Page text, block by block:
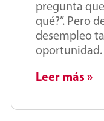
pregunta que
qué?”. Pero
desempleo
oportunidad.
Leer más »